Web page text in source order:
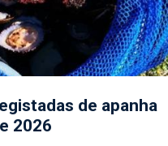
de apanha
2026